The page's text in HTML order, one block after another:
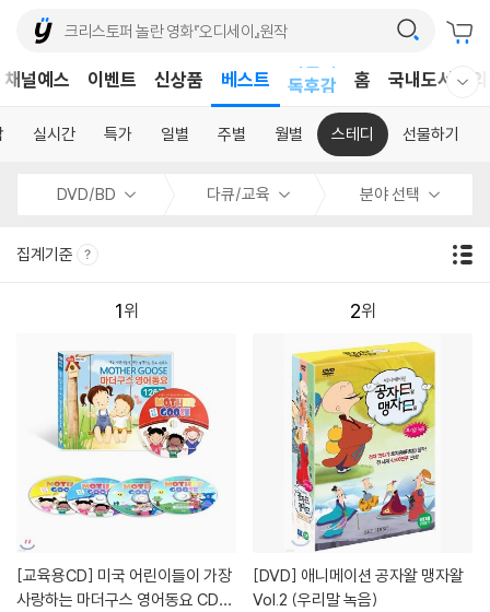
채널예스 이벤트 신상품 베스트
독후감
홈 국내도서
실시간 특가 일별 주별 월별 스테디 선물하기
DVD/BD 다큐/교육 분야 선택
집계기준
1
[교육용CD]
사랑하는 마더구스 영어동요 CD음
2
[DVD]
Vol.2 (우리말 녹음)